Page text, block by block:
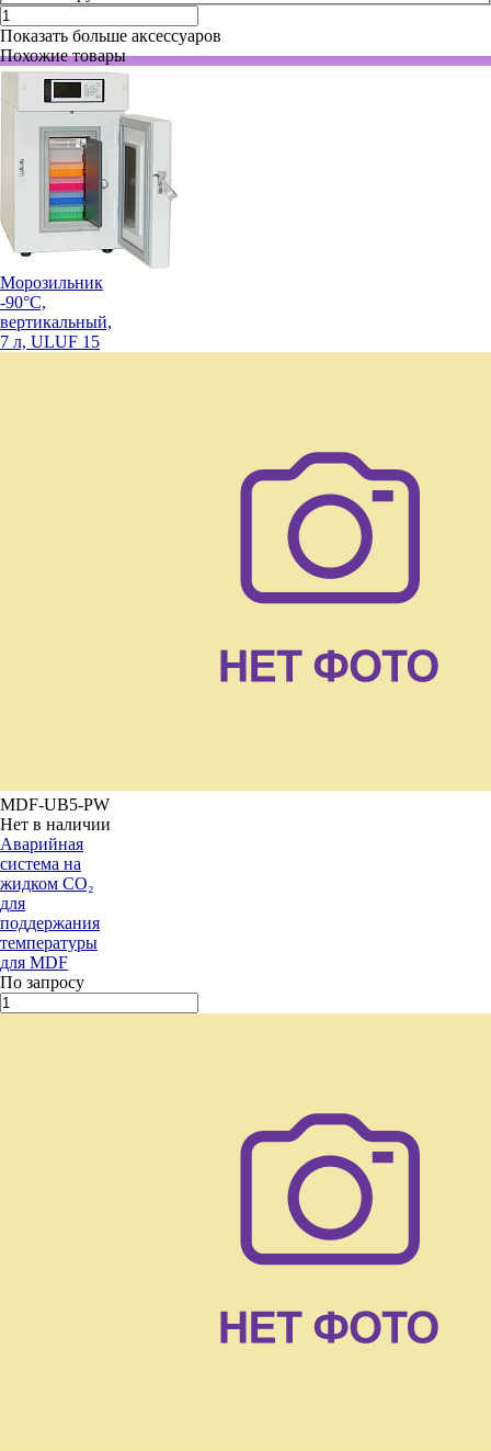
Показать больше аксессуаров
Похожие товары
Морозильник
-90°С,
вертикальный,
7 л, ULUF 15
MDF-UB5-PW
Нет в наличии
Аварийная
система на
жидком CO₂
для
поддержания
температуры
для MDF
По запросу